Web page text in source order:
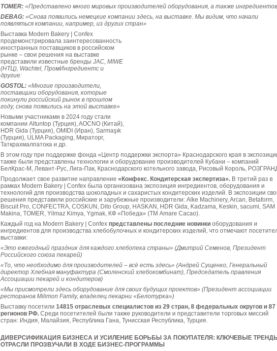
TOMER: «Представлено много мировых производителей оборудования, а также
DEBAG: «Снова появились немецкие компании здесь, на выставке. Мы видим, что начали
появляться компании, например, из других стран»
Выставка Modern Bakery | Confex
продемонстрировала заинтересованность
иностранных поставщиков в российском
рынке – свои решения на выставке
представили известные бренды JAC, MIWE
(НТЦ), Wachtel, ПромИнгредиентс и
другие:
GOSTOL: «Многие производители,
поставщики оборудования, которые
покинули российский рынок в прошлом
году, снова появились на этой выставке»
Новыми участниками в 2024 году стали
компании Altuntop (Турция), AOCNO (Китай),
HDR Gida (Турция), OMIDI (Иран), Sarmaşık
(Турция), ULMA Packaging, Мираторг,
Таткрахмалпатока и др.
В этом году при поддержке фонда «Центр поддержки экспорта» Краснодарского края в
также были представлены технологии и оборудование производителей Кубани – компаний
БелКрас-М, Левант-Рус, Лига-Пак, Краснодарского котельного завода, Рисовый Король,
Продолжает свое развитие направление «Конфекс. Кондитерская экспертиза». В третий раз в
рамках Modern Bakery | Confex была организована экспозиция ингредиентов, оборудования и
технологий для производства шоколадных и сахаристых кондитерских изделий. В экспозиции
решения представили российские и зарубежные производители: Alke Machinery, Arcan, Betaform,
Biscuit Pro, CONFECTRA, COSKUN, Dito Group, HASKAN, HDR Gida, Kadzama, Keskin, sacumi, SAM
Makina, TOMER, Yilmaz Kimya, Ygmak, КФ «Победа» (ТМ Amare Cacao).
Каждый год на Modern Bakery | Confex представлены последние новинки оборудования и
ингредиентов для производства хлебобулочных и кондитерских изделий, что отмечают
выставки:
«Это ежегодный праздник для каждого хлебопека страны» (Дмитрий Семенов, Президент
Российского союза пекарей)
«То, что необходимо для производителей – всё есть здесь» (Андрей Сущенко, Генеральный
директор Хлебная мануфактура (Смоленский хлебокомбинат), Председатель правления
Ассоциации пекарей и кондитеров)
«Мы присмотрели здесь оборудование для своих будущих проектов» (Президент ассоциации
ресторанов Milimon Family, владелец пекарни «Белотурка»)
Выставку посетили 14815 отраслевых специалистов из 29 стран, 8 федеральных округов и 87
регионов РФ. Среди посетителей были также руководители и представители торговых миссий
стран: Индия, Малайзия, Республика Гана, Тунисская Республика, Турция.
ДИВЕРСИФИКАЦИЯ БИЗНЕСА И УСИЛЕНИЕ БОРЬБЫ ЗА ПОКУПАТЕЛЯ: КЛЮЧЕВЫЕ ТРЕНДЫ
ОТРАСЛИ ПРОЗВУЧАЛИ В ХОДЕ БИЗНЕС-ПРОГРАММЫ